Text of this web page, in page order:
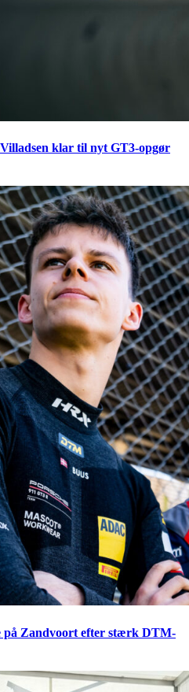
klar til nyt GT3-opgør
på Zandvoort efter stærk DTM-